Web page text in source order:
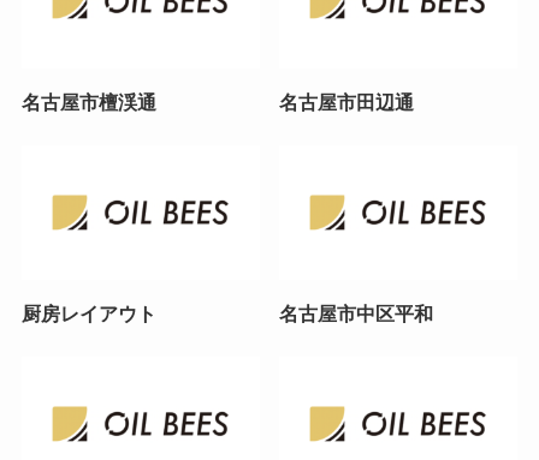
名古屋市檀渓通 名古屋市田辺通
厨房レイアウト 名古屋市中区平和